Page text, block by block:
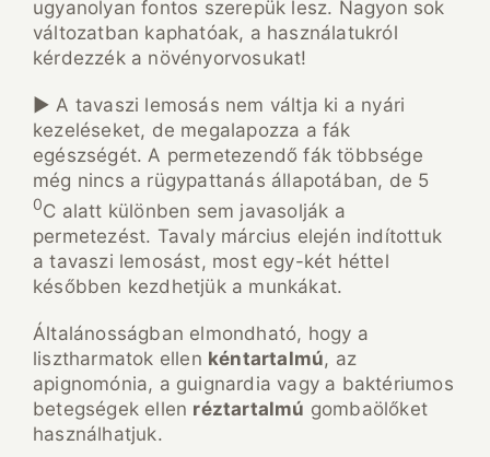
ugyanolyan fontos szerepük lesz. Nagyon sok
változatban kaphatóak, a használatukról
kérdezzék a növényorvosukat!
► A tavaszi lemosás nem váltja ki a nyári
kezeléseket, de megalapozza a fák
egészségét. A permetezendő fák többsége
még nincs a rügypattanás állapotában, de 5
0C alatt különben sem javasolják a
permetezést. Tavaly március elején indítottuk
a tavaszi lemosást, most egy-két héttel
későbben kezdhetjük a munkákat.
Általánosságban elmondható, hogy a
lisztharmatok ellen kéntartalmú, az
apignomónia, a guignardia vagy a baktériumos
betegségek ellen réztartalmú gombaölőket
használhatjuk.